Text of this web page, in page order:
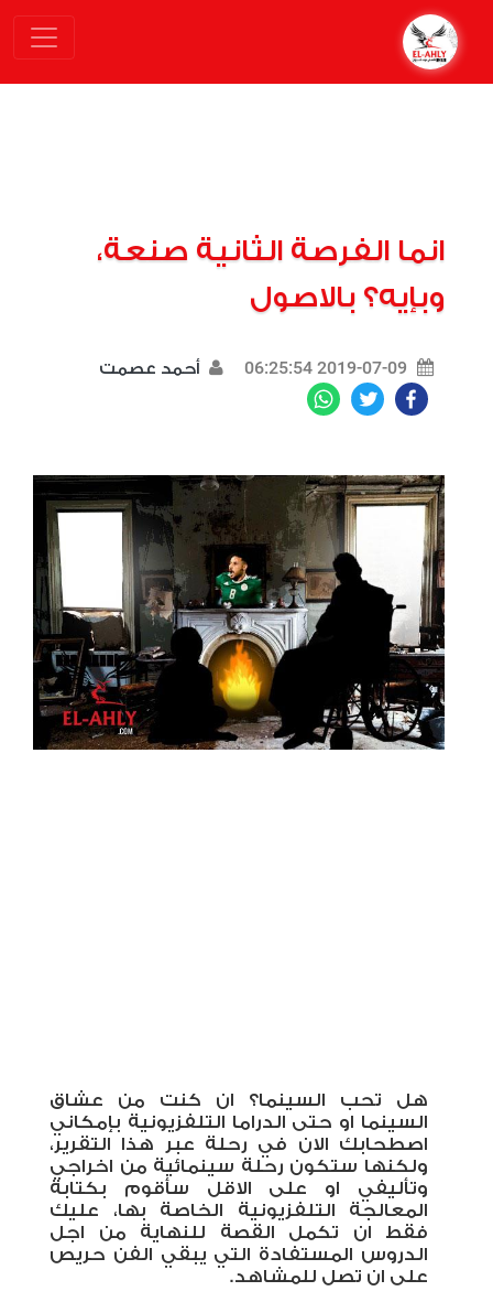
انما الفرصة الثانية صنعة،
وبإيه؟ بالاصول
2019-07-09 06:25:54 أحمد عصمت
Facebook
Twitter
هل تحب السينما؟ ان كنت من عشاق
السينما او حتى الدراما التلفزيونية بإمكاني
اصطحابك الان في رحلة عبر هذا التقرير،
ولكنها ستكون رحلة سينمائية من اخراجي
وتأليفي او على الاقل سأقوم بكتابة
المعالجة التلفزيونية الخاصة بها، عليك
فقط ان تكمل القصة للنهاية من اجل
الدروس المستفادة التي يبقي الفن حريص
على ان تصل للمشاهد.